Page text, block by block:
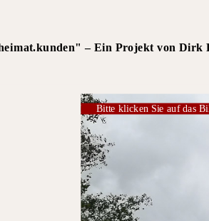
– Ein Projekt von Dirk
Bitte klicken Sie auf das